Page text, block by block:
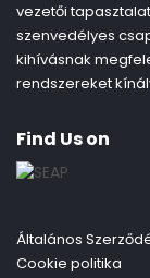
vezetői
szenvedélyes
kihívásnak
rendszereket
Find Us on
Általános
Cookie politika